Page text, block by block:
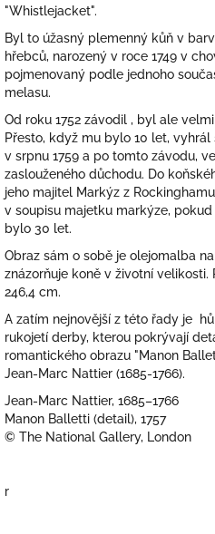
"Whistlejacket".
Byl to úžasný plemenný kůň v
hřebců, narozený v roce 1749 v
pojmenovaný podle jednoho
melasu.
Od roku 1752 závodil , byl ale
Přesto, když mu bylo 10 let,
v srpnu 1759 a po tomto závodu,
zaslouženého důchodu. Do
jeho majitel Markýz z
v soupisu majetku markýze,
bylo 30 let.
Obraz sám o sobě je olejomalba
znázorňuje koně v životní velikosti.
246,4 cm.
A zatím nejnovější z této řady je
rukojetí derby, kterou pokrývají
romantického obrazu "Manon
Jean-Marc Nattier (1685-1766).
Jean-Marc Nattier, 1685–1766
Manon Balletti (detail), 1757
© The National Gallery, London
r